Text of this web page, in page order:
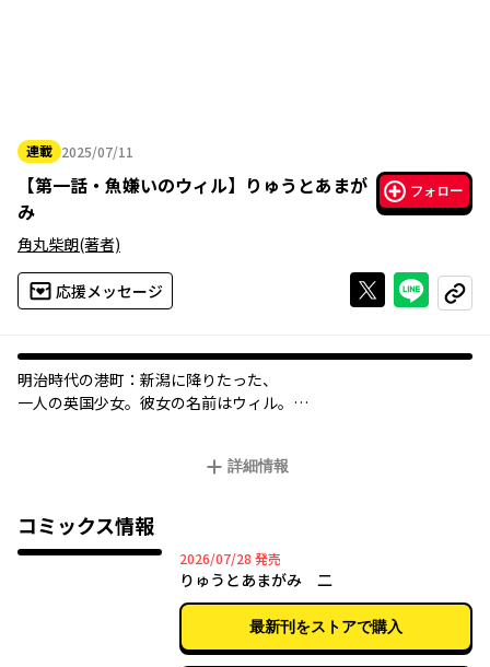
連載 2025/07/11
2025年07月11日
【第一話・魚嫌いのウィル】 りゅうとあまが
み
フォロー
角丸柴朗(著者)
応援メッセージ Xで投稿する
ライン
コピー
明治時代の港町：新潟に降りたった、
一人の英国少女。彼女の名前はウィル。
魚の生臭ささが苦手で、日本に来てから食事がノドを通らな
慣れない土地でのイライラと不安がつのる中、
出会ったのは、ぶっきらぼうな日本人の青年、流作。
彼は和食の料理人だった…！
魚の悪口を言うウィルに、たまりかねた流作は、
彼女をうならせる和食を作ることに…!?
詳細情報
コミックス情報
2026/07/28 2026年07月28日
発売
りゅうとあまがみ 二
最新刊をストアで購入